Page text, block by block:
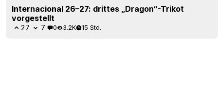
Internacional 26–27: drittes „Dragon“-Trikot
vorgestellt
27 7 0 3.2K 15 Std.